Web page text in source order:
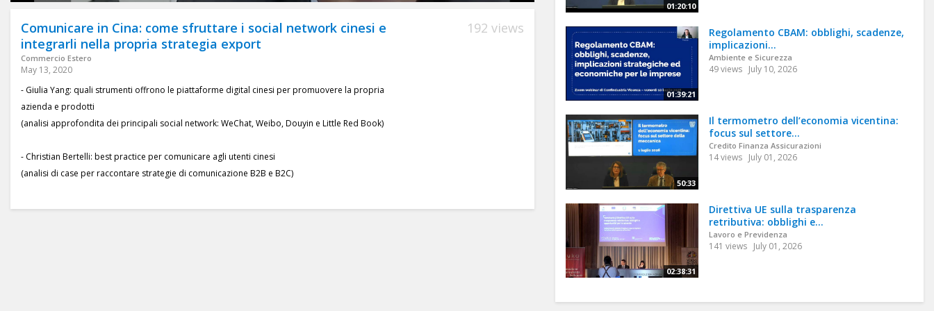
Comunicare in Cina: come sfruttare i social network cinesi e
integrarli nella propria strategia export
Commercio Estero
192 views
May 13, 2020
- Giulia Yang: quali strumenti offrono le piattaforme digital cinesi per promuovere la propria
azienda e prodotti
(analisi approfondita dei principali social network: WeChat, Weibo, Douyin e Little Red Book)
- Christian Bertelli: best practice per comunicare agli utenti cinesi
(analisi di case per raccontare strategie di comunicazione B2B e B2C)
01:20:10
01:39:21
Regolamento CBAM: obblighi, scadenze,
implicazioni...
Ambiente e Sicurezza
49 views July 10, 2026
50:33
Il termometro dell’economia vicentina:
focus sul settore...
Credito Finanza Assicurazioni
14 views July 01, 2026
02:38:31
Direttiva UE sulla trasparenza
retributiva: obblighi e...
Lavoro e Previdenza
141 views July 01, 2026